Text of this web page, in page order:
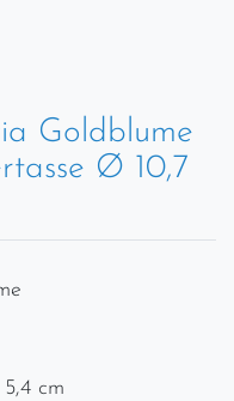
Goldblume
Ø 10,7
cm